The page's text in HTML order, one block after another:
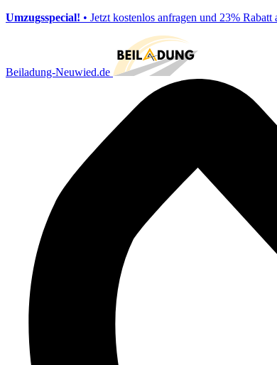
Umzugsspecial! • Jetzt kostenlos anfragen und 23%
Beiladung-Neuwied.de